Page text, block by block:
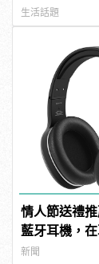
生活話題
情人節送禮
藍牙耳機，
新聞